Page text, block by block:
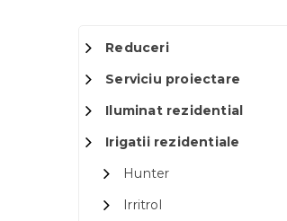
Reduceri
Serviciu proiectare
Iluminat rezidential
Irigatii rezidentiale
Hunter
Irritrol